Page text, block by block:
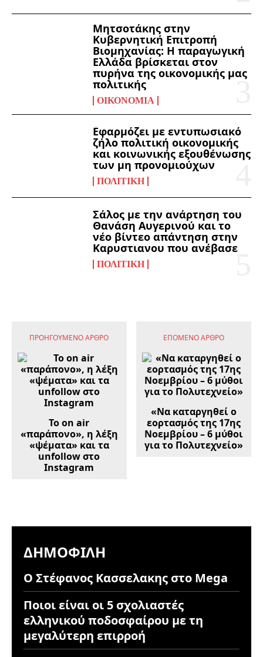
Μητσοτάκης στην
Κυβερνητική Επιτροπή
Βιομηχανίας: Η παραγωγική
Ελλάδα βρίσκεται στον
πυρήνα της οικονομικής μας
πολιτικής
ΟΙΚΟΝΟΜΊΑ
Εφαρμόζει με εντυπωσιακό
ζήλο πολιτική οικονομικής
και κοινωνικής εξουθένωσης
των μη προνομιούχων
ΠΟΛΙΤΙΚΉ
Σάλος με την ανάρτηση του
Θανάση Αυγερινού και το
νέο βίντεο απάντηση στην
Καρυστιανου που ανέβασε
ΠΟΛΙΤΙΚΉ
ΠΡΟΗΓΟΎΜΕΝΟ ΆΡΘΡΟ
Το on air
«παράπονο», η λέξη
«ψέματα» και τα
unfollow στο
Instagram
ΕΠΌΜΕΝΟ ΆΡΘΡΟ
«Να καταργηθεί ο
εορτασμός της 17ης
Νοεμβρίου – 6 μύθοι
για το Πολυτεχνείο»
ΔΗΜΟΦΙΛΉ
Ο Στέφανος Κασσελακης στο Mega
Ποιοι είναι οι 5 σχολιαστές
ελληνικού ποδοσφαίρου με τη
μεγαλύτερη επιρροή